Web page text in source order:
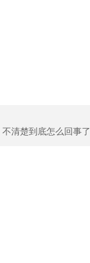
清楚到底怎么回事了